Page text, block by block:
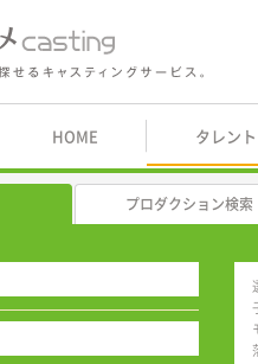
HOME タレン
プロダクション検索